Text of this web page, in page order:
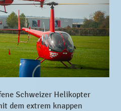
Schweizer Helikopter
dem extrem knappen